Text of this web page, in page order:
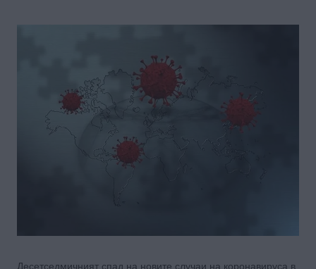
Десетседмичният спад на новите случаи на коронавируса в